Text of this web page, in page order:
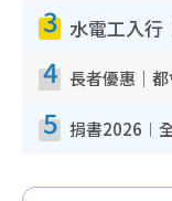
3
4
5